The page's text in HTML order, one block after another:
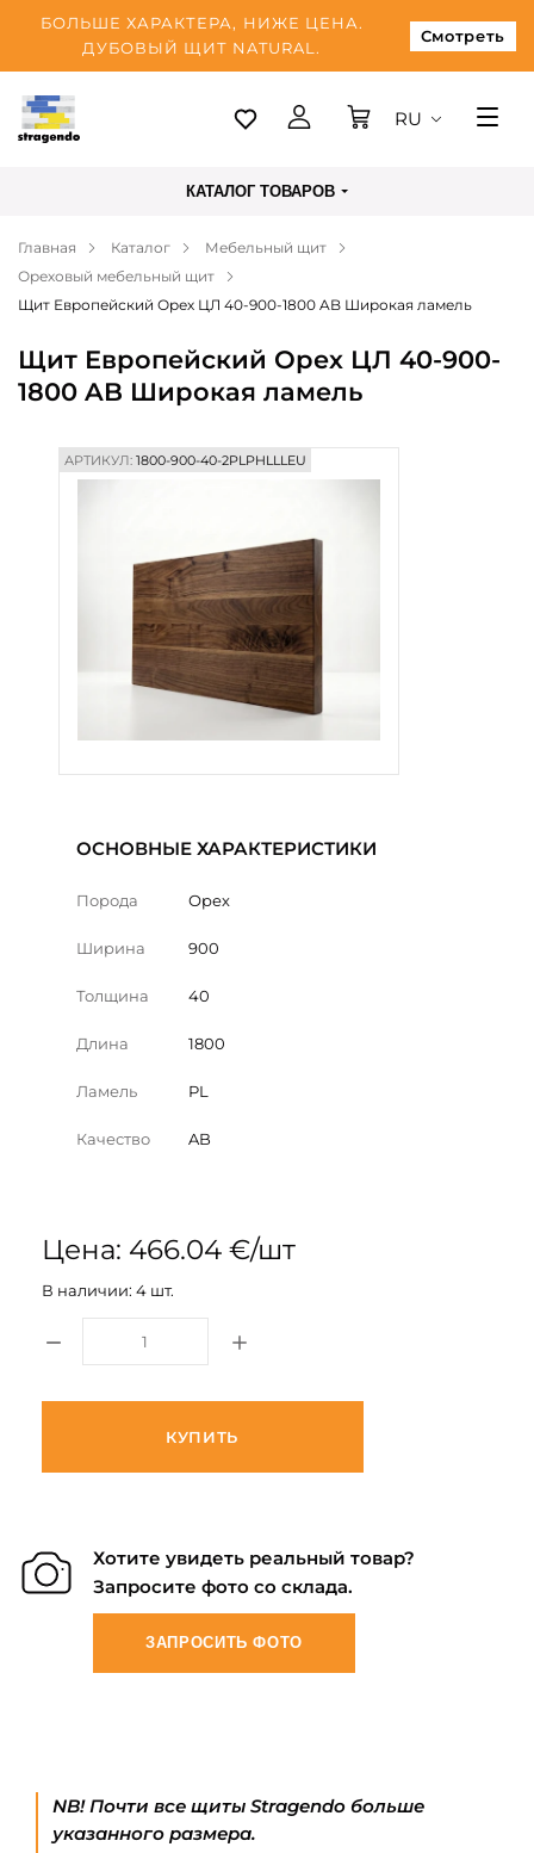
БОЛЬШЕ ХАРАКТЕРА, НИЖЕ ЦЕНА.
ДУБОВЫЙ ЩИТ NATURAL.
Смотреть
Таллинн
Оплата
О нас
Блог
Контакты
RU
КАТАЛОГ ТОВАРОВ
Главная Каталог
Мебельный щит
Ореховый мебельный щит
Щит Европейский Орех ЦЛ 40-900-1800 AB Широкая ламель
Щит Европейский Орех ЦЛ 40-900-
1800 AB Широкая ламель
АРТИКУЛ:1800-900-40-2PLPHLLLEU
ОСНОВНЫЕ ХАРАКТЕРИСТИКИ
Порода Орех
Ширина 900
Толщина 40
Длина 1800
Ламель PL
Качество AB
Цена: 466.04 €/шт
В наличии: 4 шт.
КУПИТЬ
Хотите увидеть реальный товар?
Запросите фото со склада.
ЗАПРОСИТЬ ФОТО
NB! Почти все щиты Stragendo больше
указанного размера.